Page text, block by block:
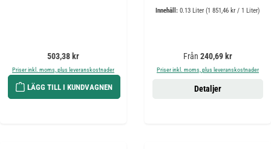
Ordinarie pris:
503,38 kr
Priser inkl. moms, plus leveranskostnader
LÄGG TILL I KUNDVAGNEN
Innehåll: 0.13 Liter (1 851,46 kr / 1 Liter)
Ordinarie pris:
Från 240,69 kr
Priser inkl. moms, plus leveranskostnader
Detaljer